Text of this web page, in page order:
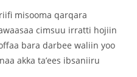
misooma qarqara
cimsuu irratti hojiin
bara darbee waliin yoo
akka ta’ees ibsaniiru